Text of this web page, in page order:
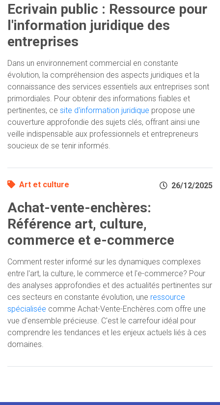
Ecrivain public : Ressource pour
l'information juridique des
entreprises
Dans un environnement commercial en constante
évolution, la compréhension des aspects juridiques et la
connaissance des services essentiels aux entreprises sont
primordiales. Pour obtenir des informations fiables et
pertinentes, ce site d'information juridique propose une
couverture approfondie des sujets clés, offrant ainsi une
veille indispensable aux professionnels et entrepreneurs
soucieux de se tenir informés.
Art et culture 26/12/2025
Achat-vente-enchères:
Référence art, culture,
commerce et e-commerce
Comment rester informé sur les dynamiques complexes
entre l'art, la culture, le commerce et l'e-commerce? Pour
des analyses approfondies et des actualités pertinentes sur
ces secteurs en constante évolution, une ressource
spécialisée comme Achat-Vente-Enchères.com offre une
vue d'ensemble précieuse. C'est le carrefour idéal pour
comprendre les tendances et les enjeux actuels liés à ces
domaines.